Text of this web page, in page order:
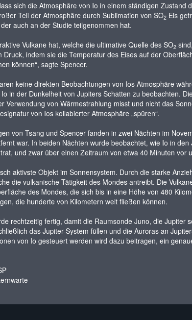
sich die Atmosphäre von Io in einem ständigen
Teil der Atmosphäre durch Sublimation von SO2Eis
auch an der Studie teilgenommen hat.
Vulkane hat, welche die ultimative Quelle des SO2
Druck, indem sie die Temperatur des Eises auf der
können“, sagte Spencer.
keine direkten Beobachtungen von Ios Atmosphäre
in der Dunkelheit von Jupiters Schatten zu beobachten.
Verwendung von Wärmestrahlung misst und nicht das
von Ios kollabierter Atmosphäre „spüren“.
von Tsang und Spencer fanden in zwei Nächten im
war. In beiden Nächten wurde beobachtet, wie Io in
und zwar über einen Zeitraum von etwa 40 Minuten vor
aktivste Objekt im Sonnensystem. Durch die starke
die vulkanische Tätigkeit des Mondes antreibt. Die
des Mondes, die sich bis in eine Höhe von 480
die hunderte von Kilometern weit fließen können.
rechtzeitig fertig, damit die Raumsonde Juno, die Jupiter
das Jupiter-System füllen und die Auroras an
von Io gesteuert werden wird dazu beitragen, ein